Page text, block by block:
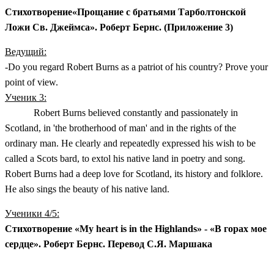
Стихотворение«Прощание с братьями Тарболтонской
Ложи Св. Джеймса». Роберт Бернс. (Приложение 3)
Ведущий:
-Do you regard Robert Burns as a patriot of his country? Prove your
point of view.
Ученик 3:
Robert Burns believed constantly and passionately in
Scotland, in 'the brotherhood of man' and in the rights of the
ordinary man. He clearly and repeatedly expressed his wish to be
called a Scots bard, to extol his native land in poetry and song.
Robert Burns had a deep love for Scotland, its history and folklore.
He also sings the beauty of his native land.
Ученики 4/5:
Стихотворение «My heart is in the Highlands» - «В горах мое
сердце». Роберт Бернс. Перевод С.Я. Маршака